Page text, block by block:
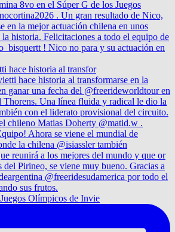
hace historia al transfor
Olímpicos de Invie